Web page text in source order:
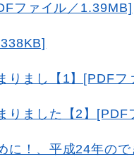
ファイル／1.39MB]
りまし【1】[PDFフ
りました【2】[PDF
に！、平成24年の